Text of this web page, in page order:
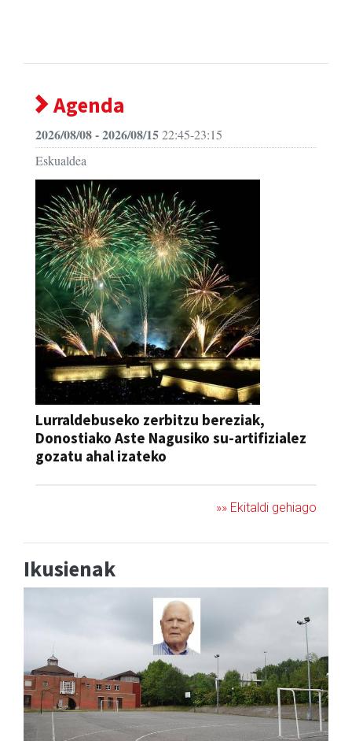
Agenda
2026/08/08 - 2026/08/1522:45-23:15
Eskualdea
Lurraldebuseko zerbitzu bereziak,
Donostiako Aste Nagusiko su-artifizialez
gozatu ahal izateko
»» Ekitaldi gehiago
Ikusienak